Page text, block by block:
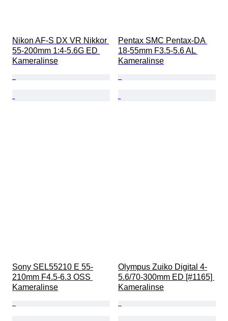
Nikon AF-S DX VR Nikkor
55-200mm 1:4-5.6G ED
Kameralinse
Pentax SMC Pentax-DA
18-55mm F3.5-5.6 AL
Kameralinse
Sony SEL55210 E 55-
210mm F4.5-6.3 OSS
Kameralinse
Olympus Zuiko Digital 4-
5.6/70-300mm ED [#1165]
Kameralinse